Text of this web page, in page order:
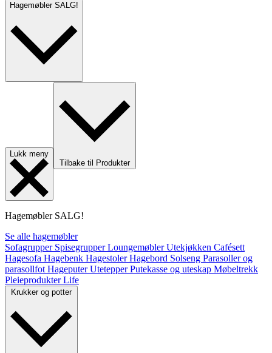
Hagemøbler SALG!
Lukk meny
Tilbake til Produkter
Hagemøbler SALG!
Se alle hagemøbler
Sofagrupper SpisegrupperLoungemøblerUtekjøkken Cafésett
Hagesofa Hagebenk HagestolerHagebord Solseng Parasoller og
parasollfot HageputerUtetepperPutekasse og uteskap Møbeltrekk
PleieprodukterLife
Krukker og potter